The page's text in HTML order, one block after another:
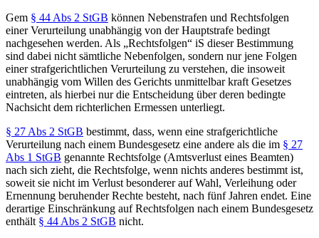
Gem § 44 Abs 2 StGB können Nebenstrafen und Rechtsfolgen
einer Verurteilung unabhängig von der Hauptstrafe bedingt
nachgesehen werden. Als „Rechtsfolgen“ iS dieser Bestimmung
sind dabei nicht sämtliche Nebenfolgen, sondern nur jene Folgen
einer strafgerichtlichen Verurteilung zu verstehen, die insoweit
unabhängig vom Willen des Gerichts unmittelbar kraft Gesetzes
eintreten, als hierbei nur die Entscheidung über deren bedingte
Nachsicht dem richterlichen Ermessen unterliegt.
§ 27 Abs 2 StGB bestimmt, dass, wenn eine strafgerichtliche
Verurteilung nach einem Bundesgesetz eine andere als die im § 27
Abs 1 StGB genannte Rechtsfolge (Amtsverlust eines Beamten)
nach sich zieht, die Rechtsfolge, wenn nichts anderes bestimmt ist,
soweit sie nicht im Verlust besonderer auf Wahl, Verleihung oder
Ernennung beruhender Rechte besteht, nach fünf Jahren endet. Eine
derartige Einschränkung auf Rechtsfolgen nach einem Bundesgesetz
enthält § 44 Abs 2 StGB nicht.